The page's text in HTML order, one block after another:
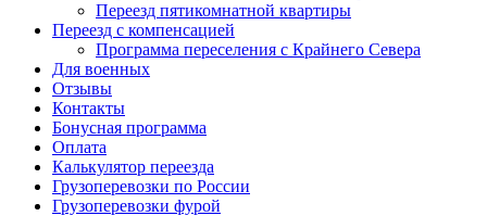
Переезд пятикомнатной квартиры
Переезд с компенсацией
Программа переселения с Крайнего Севера
Для военных
Отзывы
Контакты
Бонусная программа
Оплата
Калькулятор переезда
Грузоперевозки по России
Грузоперевозки фурой